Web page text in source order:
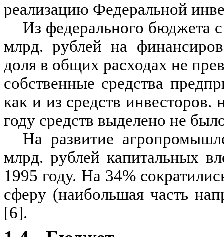
реализацию Федеральной
Из федерального бюджета
млрд. рублей на
доля в общих расходах не
собственные средства
как и из средств
году средств выделено не
На развитие
млрд. рублей капитальных
1995 году. На 34%
сферу (наибольшая часть
[6].